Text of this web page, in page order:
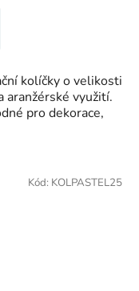
kolíčky o velikosti
aranžérské využití.
pro dekorace,
Kód: KOLPASTEL25